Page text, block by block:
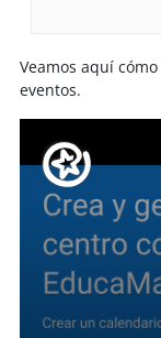
Veamos aquí
eventos.